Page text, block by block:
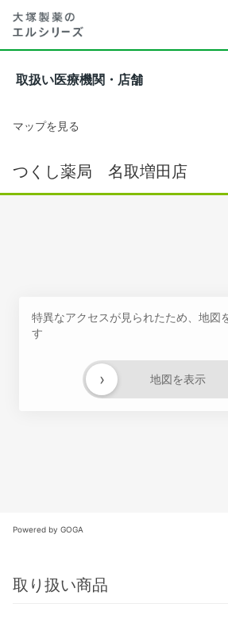
取扱い医療機関・店舗
マップを見る
つくし薬局 名取増田店
特異なアクセスが見られたため、地図
す
地図を表示
›
Powered by GOGA
取り扱い商品